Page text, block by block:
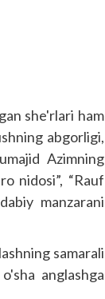
she'rlari ham
abgorligi,
Azimning
nidosi”, “Rauf
manzarani
samarali
anglashga